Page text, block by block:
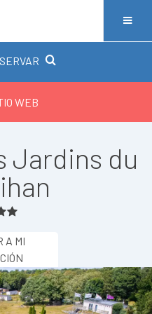
WEB
Jardins du
A MI